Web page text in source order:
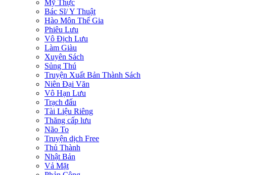
Mỹ Thực
Bác Sĩ/ Y Thuật
Hào Môn Thế Gia
Phiêu Lưu
Vô Địch Lưu
Làm Giàu
Xuyên Sách
Sủng Thú
Truyện Xuất Bản Thành Sách
Niên Đại Văn
Vô Hạn Lưu
Trạch đấu
Tài Liệu Riêng
Thăng cấp lưu
Não To
Truyện dịch Free
Thủ Thành
Nhật Bản
Vả Mặt